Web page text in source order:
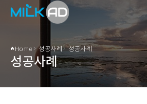
Home 성공사례 성공사례
성공사례